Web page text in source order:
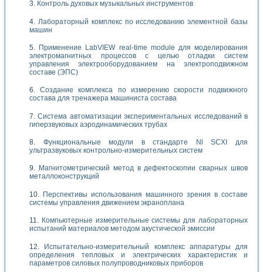
Контроль духовых музыкальных инструментов
Лабораторный комплекс по исследованию элементной базы
машин
Применение LabVIEW real-time module для моделирования
электромагнитных процессов с целью отладки систем
управления электрооборудованием на электроподвижном
составе (ЭПС)
Создание комплекса по измерению скорости подвижного
состава для тренажера машиниста состава
Система автоматизации экспериментальных исследований в
гиперзвуковых аэродинамических трубах
Функциональные модули в стандарте Nl SCXI для
ультразвуковых контрольно-измерительных систем
Магнитометрический метод в дефектоскопии сварных швов
металлоконструкций
Перспективы использования машинного зрения в составе
системы управления движением экраноплана
Компьютерные измерительные системы для лабораторных
испытаний материалов методом акустической эмиссии
Испытательно-измерительный комплекс аппаратуры для
определения тепловых и электрических характеристик и
параметров силовых полупроводниковых приборов